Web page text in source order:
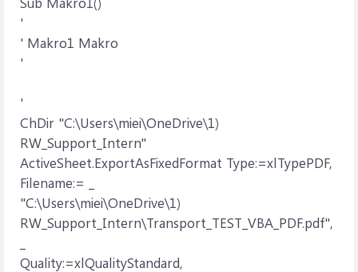
'
' Makro1 Makro
'
'
ChDir "C:\Users\miei\OneDrive\1)
RW_Support_Intern"
ActiveSheet.ExportAsFixedFormat Type:=xlTypePDF,
Filename:= _
"C:\Users\miei\OneDrive\1)
RW_Support_Intern\Transport_TEST_VBA_PDF.pdf",
Quality:=xlQualityStandard,